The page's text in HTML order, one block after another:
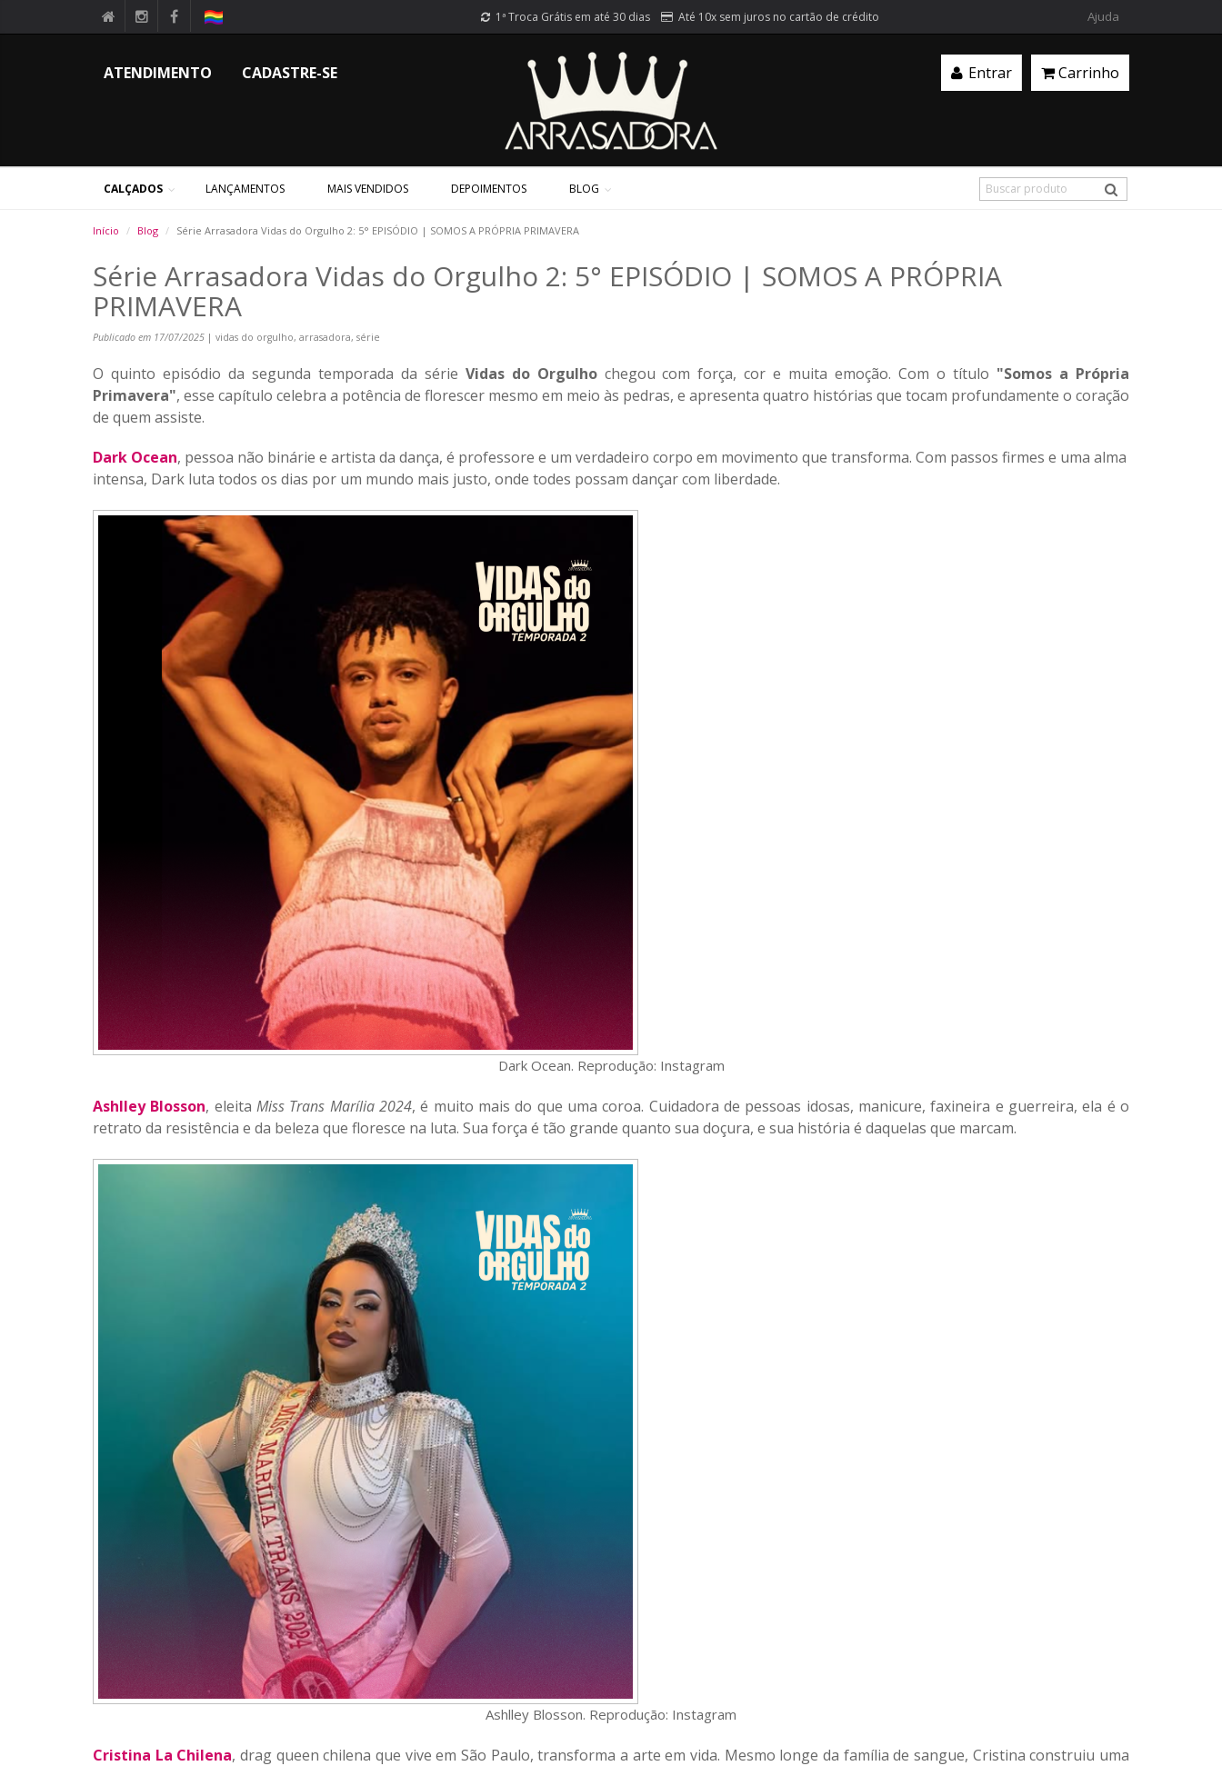
1ª Troca Grátis em até 30 dias Até 10x sem juros no cartão de crédito Ajuda
ATENDIMENTO CADASTRE-SE Entrar Carrinho
CALÇADOS LANÇAMENTOS MAIS VENDIDOS DEPOIMENTOS BLOG
Início Blog Série Arrasadora Vidas do Orgulho 2: 5° EPISÓDIO | SOMOS A PRÓPRIA PRIMAVERA
Série Arrasadora Vidas do Orgulho 2: 5° EPISÓDIO | SOMOS A PRÓPRIA
PRIMAVERA
Publicado em 17/07/2025 | vidas do orgulho, arrasadora, série
O quinto episódio da segunda temporada da série Vidas do Orgulhochegou com força, cor e muita emoção. Com o título "Somos a Própria
Primavera", esse capítulo celebra a potência de florescer mesmo em meio às pedras, e apresenta quatro histórias que tocam profundamente o coração
de quem assiste.
Dark Ocean, pessoa não binárie e artista da dança, é professore e um verdadeiro corpo em movimento que transforma. Com passos firmes e uma alma
intensa, Dark luta todos os dias por um mundo mais justo, onde todes possam dançar com liberdade.
Dark Ocean. Reprodução: Instagram
Ashlley Blosson, eleitaMiss Trans Marília 2024, é muito mais do que uma coroa. Cuidadora de pessoas idosas, manicure, faxineira e guerreira, ela é o
retrato da resistência e da beleza que floresce na luta. Sua força é tão grande quanto sua doçura, e sua história é daquelas que marcam.
Ashlley Blosson. Reprodução: Instagram
Cristina La Chilena, drag queen chilena que vive em São Paulo, transforma a arte em vida. Mesmo longe da família de sangue, Cristina construiu uma